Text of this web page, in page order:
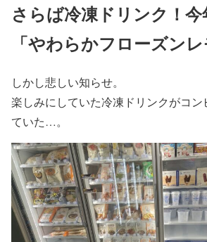
さらば冷凍ドリンク！
「やわらかフローズンレ
しかし悲しい知らせ。
楽しみにしていた冷凍ドリンクがコン
ていた…。